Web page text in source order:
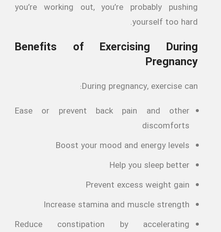
you’re working out, you’re probably pushing
yourself too hard.
Benefits of Exercising During
Pregnancy
During pregnancy, exercise can:
Ease or prevent back pain and other
discomforts
Boost your mood and energy levels
Help you sleep better
Prevent excess weight gain
Increase stamina and muscle strength
Reduce constipation by accelerating